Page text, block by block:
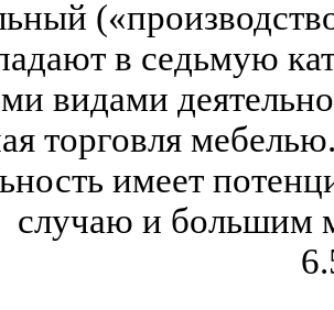
в седьмую
видами
торговля
имеет
случаю и большим